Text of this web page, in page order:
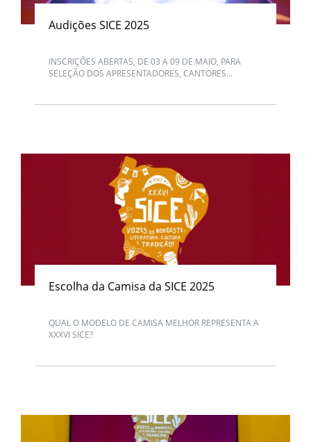
Audições SICE 2025
INSCRIÇÕES ABERTAS, DE 03 A 09 DE MAIO, PARA
SELEÇÃO DOS APRESENTADORES, CANTORES...
Escolha da Camisa da SICE 2025
QUAL O MODELO DE CAMISA MELHOR REPRESENTA A
XXXVI SICE?